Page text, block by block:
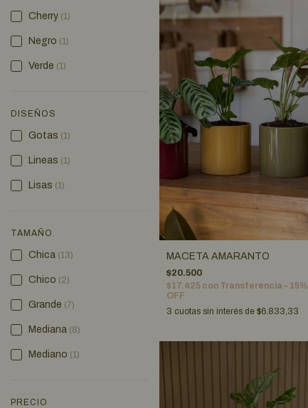
Cherry (1)
Negro (1)
Verde (1)
DISEÑOS
Gotas (1)
Lineas (1)
Lisas (1)
TAMAÑO
Chica (13)
Chico (2)
Grande (7)
Mediana (8)
Mediano (1)
PRECIO
MACETA AMARANTO
$20.500
$17.425 con Transferencia – 15%
OFF
3 cuotas sin interés de $6.833,33